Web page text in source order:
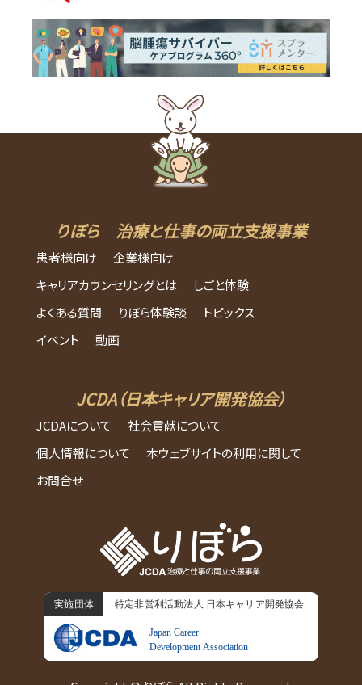
りぼら 治療と仕事の両立支援事業
患者様向け
企業様向け
キャリアカウンセリングとは
しごと体験
よくある質問
りぼら体験談
トピックス
イベント
動画
JCDA（日本キャリア開発協会）
JCDAについて
社会貢献について
個人情報について
本ウェブサイトの利用に関して
お問合せ